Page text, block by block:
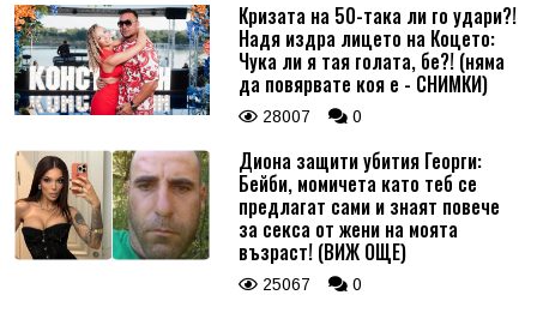
Кризата на 50-така ли го удари?!
Надя издра лицето на Коцето:
Чука ли я тая голата, бе?! (няма
да повярвате коя е - СНИМКИ)
28007 0
Диона защити убития Георги:
Бейби, момичета като теб се
предлагат сами и знаят повече
за секса от жени на моята
възраст! (ВИЖ ОЩЕ)
25067 0